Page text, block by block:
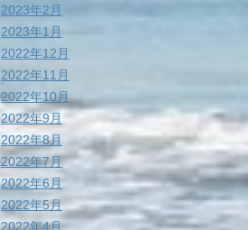
2023年2月
2023年1月
2022年12月
2022年11月
2022年10月
2022年9月
2022年8月
2022年7月
2022年6月
2022年5月
2022年4月